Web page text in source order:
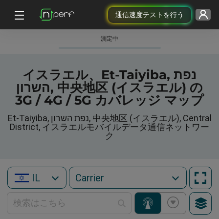
通信速度テストを行う
測定中
イスラエル、Et-Taiyiba, נפת
השרון, 中央地区 (イスラエル) の
3G / 4G / 5G カバレッジ マップ
Et-Taiyiba, נפת השרון, 中央地区 (イスラエル), Central
District, イスラエルモバイルデータ通信ネットワー
ク
IL